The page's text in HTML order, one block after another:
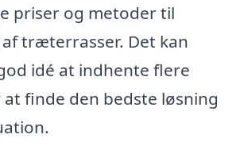
priser og metoder til
træterrasser. Det kan
idé at indhente flere
finde den bedste løsning